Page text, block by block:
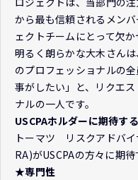
から最も信頼されるメン
ェクトチームにとって欠か
明るく朗らかな大木さん
のプロフェッショナルの
事がしたい」と、リクエ
ナルの一人です。
USCPAホルダーに期待す
トーマツ リスクアドバ
RA)がUSCPAの方々に期
★専門性